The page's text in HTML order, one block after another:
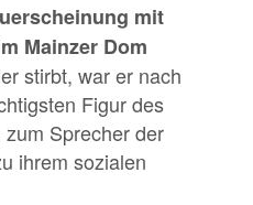
mit
Mainzer Dom
stirbt, war er nach
Figur des
Sprecher der
ihrem sozialen